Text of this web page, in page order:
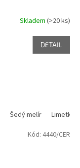
Skladem (>20 ks)
DETAIL
Šedý melír
Kód: 4440/CER